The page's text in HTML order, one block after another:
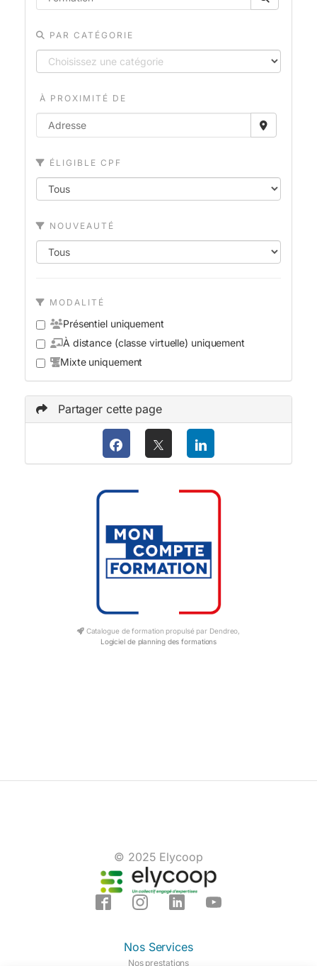
PAR CATÉGORIE
À PROXIMITÉ DE
ÉLIGIBLE CPF
NOUVEAUTÉ
MODALITÉ
Présentiel uniquement
À distance (classe virtuelle) uniquement
Mixte uniquement
Partager cette page
Catalogue de formation propulsé par Dendreo,
Logiciel de planning des formations
© 2025 Elycoop
Nos Services
Nos prestations